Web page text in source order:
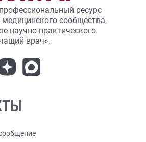
ресурс
сообщества,
научно-практического
врач».